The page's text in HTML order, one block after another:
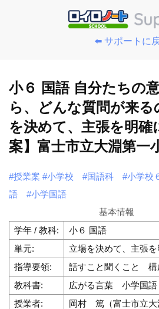
⬅️ サポートに
小６ 国語 自分たちの
ら、どんな質問が来
を決めて、主張を明確
案】富士市立大淵第
#授業案 #小学校 #国語科 #小学校
語
#小学国語
基本情報
学年 / 教科:
小６ 国語
単元:
立場を決めて、主張を
指導要領:
話すこと聞くこと 構
教科書:
広がる言葉 小学国
授業者:
岡村 篤（富士市立大